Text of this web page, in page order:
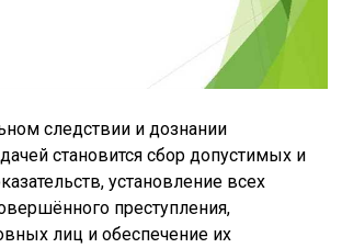
следствии и дознании
становится сбор допустимых и
установление всех
преступления,
лиц и обеспечение их